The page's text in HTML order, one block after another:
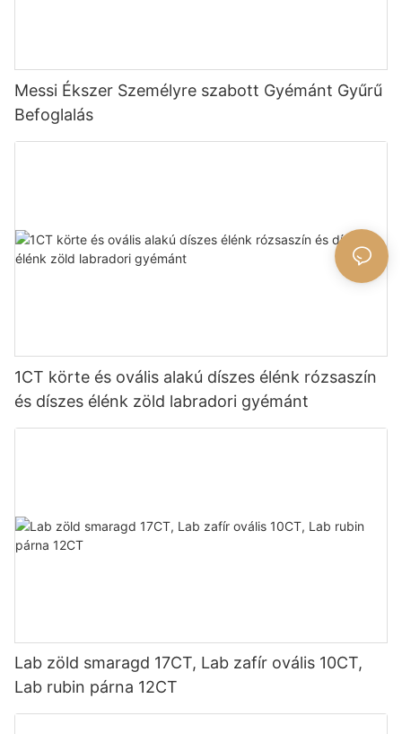
Messi Ékszer Személyre szabott Gyémánt Gyűrű
Befoglalás
1CT körte és ovális alakú díszes élénk rózsaszín
és díszes élénk zöld labradori gyémánt
Lab zöld smaragd 17CT, Lab zafír ovális 10CT,
Lab rubin párna 12CT